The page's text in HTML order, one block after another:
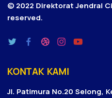
© 2022 Direktorat Jendral
reserved.
KONTAK KAMI
Jl. Patimura No.20 Selong,